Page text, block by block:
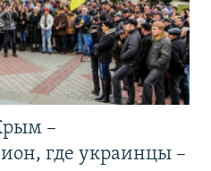
–
где украинцы –